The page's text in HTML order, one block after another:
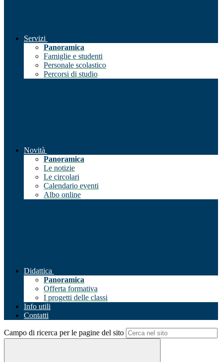
Servizi
Panoramica
Famiglie e studenti
Personale scolastico
Percorsi di studio
Novità
Panoramica
Le notizie
Le circolari
Calendario eventi
Albo online
Didattica
Panoramica
Offerta formativa
I progetti delle classi
Info utili
Contatti
Campo di ricerca per le pagine del sito